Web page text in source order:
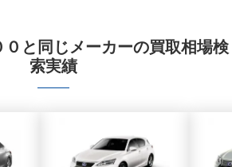
０と同じメーカーの買取相場検
索実績